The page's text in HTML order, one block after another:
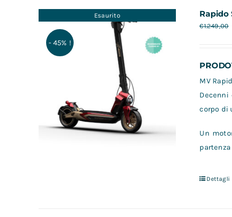
Esaurito
- 45% !
Rapido
€1.249,00
MV
corpo di
Un
Dettagli